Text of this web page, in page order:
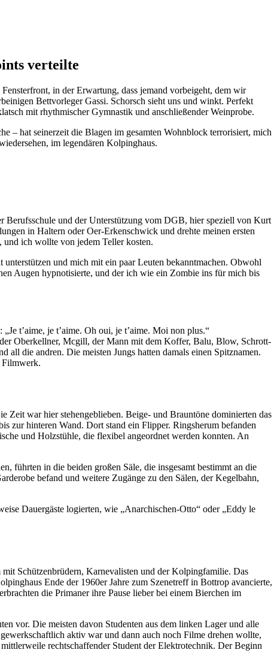
verteilte
in der Erwartung, dass jemand vorbeigeht, dem wir
Bettvorleger Gassi. Schorsch sieht uns und winkt. Perfekt
mit rhythmischer Gymnastik und anschließender Weinprobe.
­­– hat seinerzeit die Blagen im gesamten Wohnblock terrorisiert, mich
im legendären Kolpinghaus.
Berufsschule und der Unterstützung vom DGB, hier speziell von Kurt
in Haltern oder Oer-Erkenschwick und drehte meinen ersten
ich wollte von jedem Teller kosten.
und mich mit ein paar Leuten bekanntmachen. Obwohl
Augen hypnotisierte, und der ich wie ein Zombie ins für mich bis
t’aime, je t’aime. Oh oui, je t’aime. Moi non plus.“
Oberkellner, Mcgill, der Mann mit dem Koffer, Balu, Blow, Schrott-
die andren. Die meisten Jungs hatten damals einen Spitznamen.
Filmwerk.
Zeit war hier stehengeblieben. Beige- und Brauntöne dominierten das
zur hinteren Wand. Dort stand ein Flipper. Ringsherum befanden
und Holzstühle, die flexibel angeordnet werden konnten. An
führten in die beiden großen Säle, die insgesamt bestimmt an die
befand und weitere Zugänge zu den Sälen, der Kegelbahn,
Dauergäste logierten, wie „Anarchischen-Otto“ oder „Eddy le
Schützenbrüdern, Karnevalisten und der Kolpingfamilie. Das
Ende der 1960er Jahre zum Szenetreff in Bottrop avancierte,
die Primaner ihre Pause lieber bei einem Bierchen im
vor. Die meisten davon Studenten aus dem linken Lager und alle
aktiv war und dann auch noch Filme drehen wollte,
rechtschaffender Student der Elektrotechnik. Der Beginn